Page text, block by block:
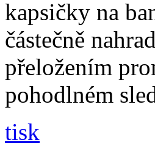
kapsičky na
částečně
přeložením
pohodlném
tisk